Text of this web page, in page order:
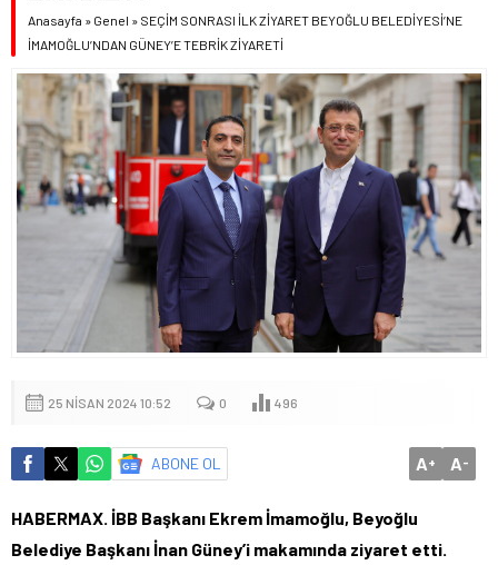
Anasayfa » Genel » SEÇİM SONRASI İLK ZİYARET BEYOĞLU BELEDİYESİ’NE
İMAMOĞLU’NDAN GÜNEY’E TEBRİK ZİYARETİ
25 NISAN 2024 10:52 0 496
ABONE OL A+ A-
HABERMAX. İBB Başkanı Ekrem İmamoğlu, Beyoğlu
Belediye Başkanı İnan Güney’i makamında ziyaret etti.